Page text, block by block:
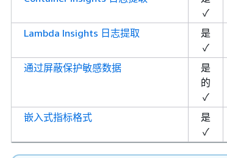
✓
Lambda Insights 日志提取
是
✓
通过屏蔽保护敏感数据
是
的
✓
嵌入式指标格式
是
✓